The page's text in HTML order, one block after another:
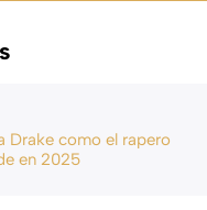
Drake como el rapero
en 2025